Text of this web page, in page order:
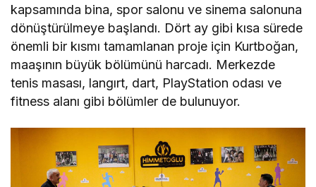
kapsamında bina, spor salonu ve sinema salonuna
dönüştürülmeye başlandı. Dört ay gibi kısa sürede
önemli bir kısmı tamamlanan proje için Kurtboğan,
maaşının büyük bölümünü harcadı. Merkezde
tenis masası, langırt, dart, PlayStation odası ve
fitness alanı gibi bölümler de bulunuyor.